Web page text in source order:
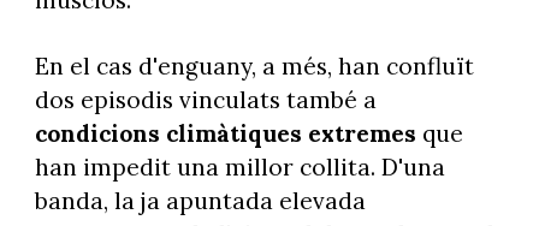
En el cas d'enguany, a més, han confluït
dos episodis vinculats també a
condicions climàtiques extremes que
han impedit una millor collita. D'una
banda, la ja apuntada elevada